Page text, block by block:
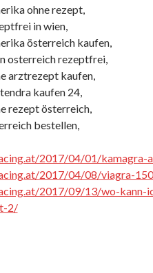
ohne rezept,
in wien,
österreich kaufen,
osterreich rezeptfrei,
arztrezept kaufen,
kaufen 24,
rezept österreich,
bestellen,
2017/04/01/kamagra-
2017/04/08/viagra-
2017/09/13/wo-kann-
2/